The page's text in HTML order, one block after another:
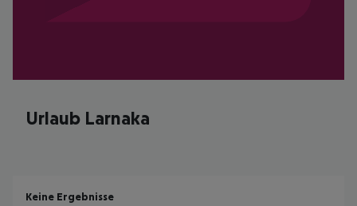
Urlaub Larnaka
Keine Ergebnisse